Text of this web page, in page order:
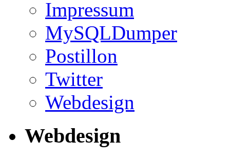
Impressum
MySQLDumper
Postillon
Twitter
Webdesign
Webdesign